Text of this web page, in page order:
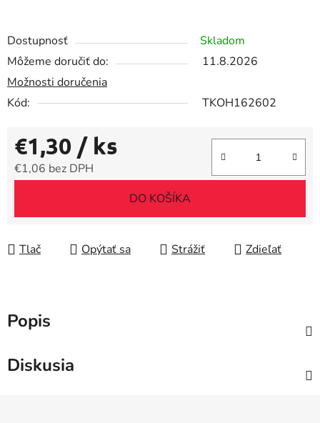
Dostupnosť
Skladom
Môžeme doručiť do:
11.8.2026
Možnosti doručenia
Kód:
TKOH162602
€1,30 / ks
€1,06 bez DPH
DO KOŠÍKA
Tlač Opýtať sa Strážiť Zdieľať
Popis
Diskusia